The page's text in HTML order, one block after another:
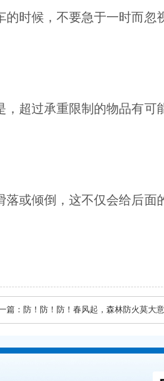
时候，不要急于一时而忽
超过承重限制的物品有可
或倾倒，这不仅会给后面
篇： 防！防！防！春风起，森林防火莫大意